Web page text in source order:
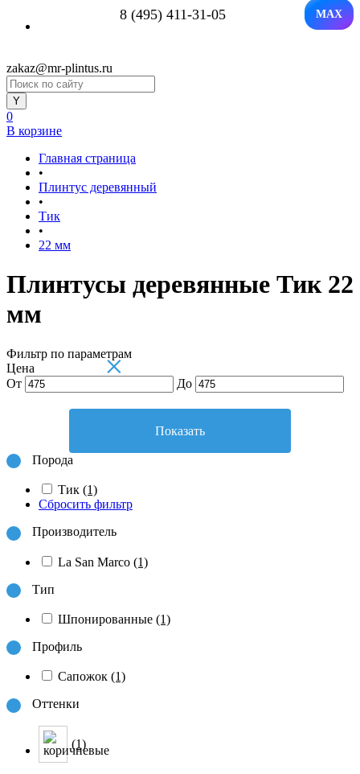
8 (495) 411-31-05 MAX
zakaz@mr-plintus.ru
0
В корзине
Главная страница
•
Плинтус деревянный
•
Тик
•
22 мм
Плинтусы деревянные Тик 22
мм
Фильтр по параметрам
×
Цена
От
До
Показать
Порода
Тик (1)
Сбросить фильтр
Производитель
La San Marco (1)
Тип
Шпонированные (1)
Профиль
Сапожок (1)
Оттенки
(1)